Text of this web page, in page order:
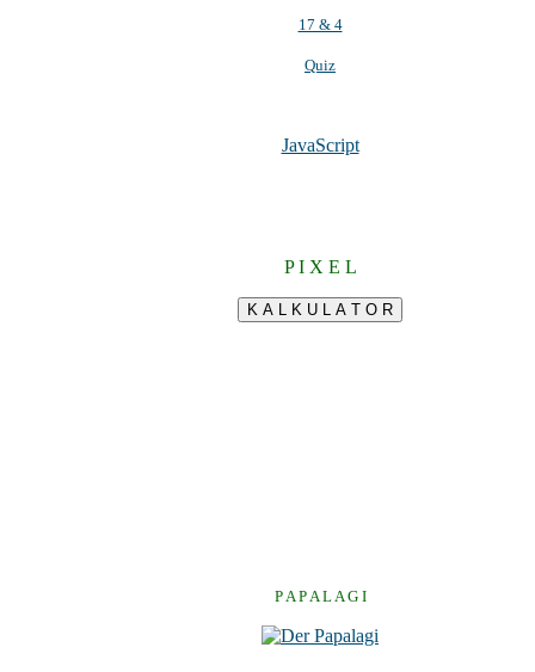
17 & 4
Quiz
JavaScript
P I X E L
P A P A L A G I